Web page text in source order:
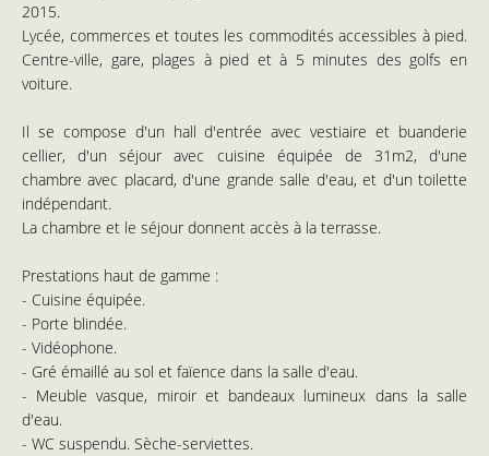
2015.
Lycée, commerces et toutes les commodités accessibles à pied.
Centre-ville, gare, plages à pied et à 5 minutes des golfs en
voiture.
Il se compose d'un hall d'entrée avec vestiaire et buanderie
cellier, d'un séjour avec cuisine équipée de 31m2, d'une
chambre avec placard, d'une grande salle d'eau, et d'un toilette
indépendant.
La chambre et le séjour donnent accès à la terrasse.
Prestations haut de gamme :
- Cuisine équipée.
- Porte blindée.
- Vidéophone.
- Gré émaillé au sol et faïence dans la salle d'eau.
- Meuble vasque, miroir et bandeaux lumineux dans la salle
d'eau.
- WC suspendu. Sèche-serviettes.